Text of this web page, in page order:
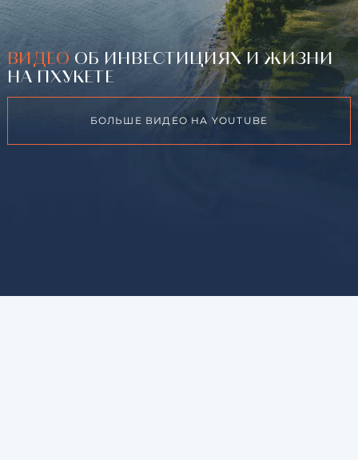
ВИДЕО ОБ ИНВЕСТИЦИЯХ И ЖИЗНИ
НА ПХУКЕТЕ
БОЛЬШЕ ВИДЕО НА YOUTUBE